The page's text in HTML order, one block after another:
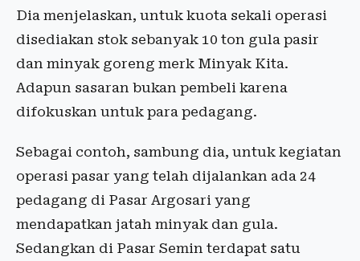
Dia menjelaskan, untuk kuota sekali operasi
disediakan stok sebanyak 10 ton gula pasir
dan minyak goreng merk Minyak Kita.
Adapun sasaran bukan pembeli karena
difokuskan untuk para pedagang.
Sebagai contoh, sambung dia, untuk kegiatan
operasi pasar yang telah dijalankan ada 24
pedagang di Pasar Argosari yang
mendapatkan jatah minyak dan gula.
Sedangkan di Pasar Semin terdapat satu